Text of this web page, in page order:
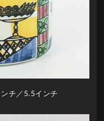
チ／5.5インチ